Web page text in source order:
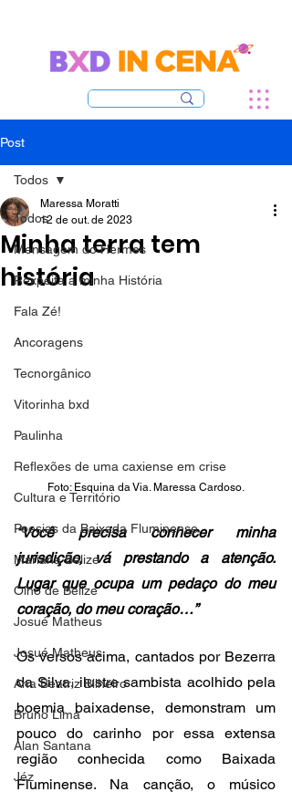
Post
Todos
Mensagem do Hermes
Rexpeita a minha História
Fala Zé!
Ancoragens
Tecnorgânico
Vitorinha bxd
Paulinha
Reflexões de uma caxiense em crise
Cultura e Território
Poesias da Baixada Fluminense
Mariana Belize
Olho de Belize
Josué Matheus
Josué Matheus
Ana Beatriz Bilheiro
Bruno Lima
Alan Santana
Jéz
Todos
Minha terra tem
história
Maressa Moratti
12 de out. de 2023
Foto: Esquina da Via. Maressa Cardoso.
“Você precisa conhecer minha
jurisdição, vá prestando a atenção.
Lugar que ocupa um pedaço do meu
coração, do meu coração…”
Os versos acima, cantados por Bezerra
da Silva, ilustre sambista acolhido pela
boemia baixadense, demonstram um
pouco do carinho por essa extensa
região conhecida como Baixada
Fluminense. Na canção, o músico